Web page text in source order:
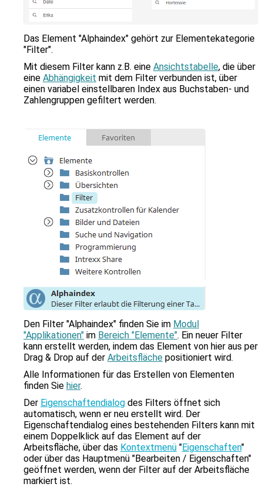
von
Touch-
und
Streichgesten
Das Element "Alphaindex" gehört zur Elementekategorie
"Filter".
Mit diesem Filter kann z.B. eine Ansichtstabelle, die über
eine Abhängigkeit mit dem Filter verbunden ist, über
einen variabel einstellbaren Index aus Buchstaben- und
Zahlengruppen gefiltert werden.
Den Filter "Alphaindex" finden Sie im Modul
"Applikationen" im Bereich "Elemente". Ein neuer Filter
kann erstellt werden, indem das Element von hier aus per
Drag & Drop auf der Arbeitsfläche positioniert wird.
Alle Informationen für das Erstellen von Elementen
finden Sie hier.
Der Eigenschaftendialog des Filters öffnet sich
automatisch, wenn er neu erstellt wird. Der
Eigenschaftendialog eines bestehenden Filters kann mit
einem Doppelklick auf das Element auf der
Arbeitsfläche, über das Kontextmenü "Eigenschaften"
oder über das Hauptmenü "Bearbeiten / Eigenschaften"
geöffnet werden, wenn der Filter auf der Arbeitsfläche
markiert ist.